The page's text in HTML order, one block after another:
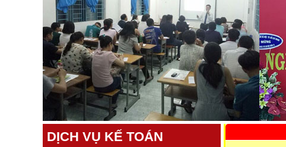
DỊCH VỤ KẾ TOÁN